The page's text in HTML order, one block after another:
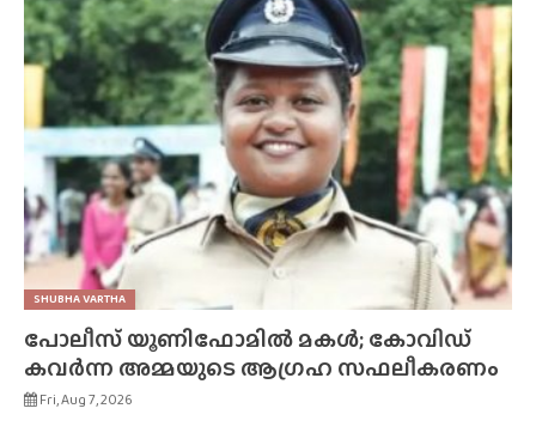
SHUBHA VARTHA
പോലീസ് യൂണിഫോമിൽ മകൾ; കോവിഡ്
കവർന്ന അമ്മയുടെ ആഗ്രഹ സഫലീകരണം
Fri, Aug 7, 2026